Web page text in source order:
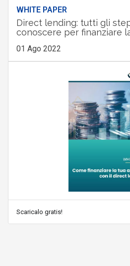
WHITE PAPER
Direct lending: tutti gli
conoscere per finanziare
01 Ago 2022
Scaricalo gratis!